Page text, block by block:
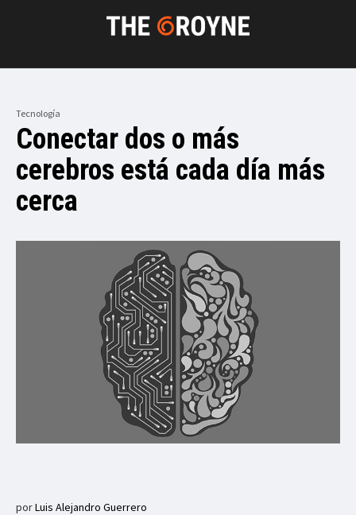
Tecnología
Conectar dos o más
cerebros está cada día más
cerca
porLuis Alejandro Guerrero